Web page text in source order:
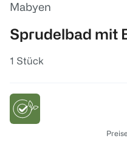
Mabyen
Sprudelbad mit
1 Stück